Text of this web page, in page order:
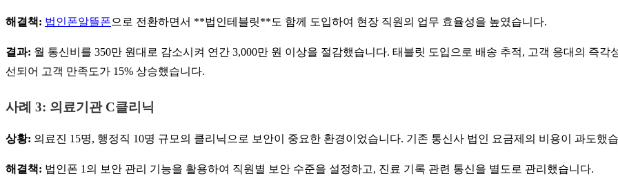
해결책: 법인폰알뜰폰으로 전환하면서 **법인테블릿**도 함께 도입하여 현장 직원의 업무 효율성을 높였습니다.
결과: 월 통신비를 350만 원대로 감소시켜 연간 3,000만 원 이상을 절감했습니다. 태블릿 도입으로 배송 추적, 고객 응대의 즉각
선되어 고객 만족도가 15% 상승했습니다.
사례 3: 의료기관 C클리닉
상황: 의료진 15명, 행정직 10명 규모의 클리닉으로 보안이 중요한 환경이었습니다. 기존 통신사 법인 요금제의 비용이 과도했
해결책: 법인폰 1의 보안 관리 기능을 활용하여 직원별 보안 수준을 설정하고, 진료 기록 관련 통신을 별도로 관리했습니다.